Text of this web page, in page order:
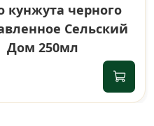
кунжута черного
Сельский
Дом 250мл